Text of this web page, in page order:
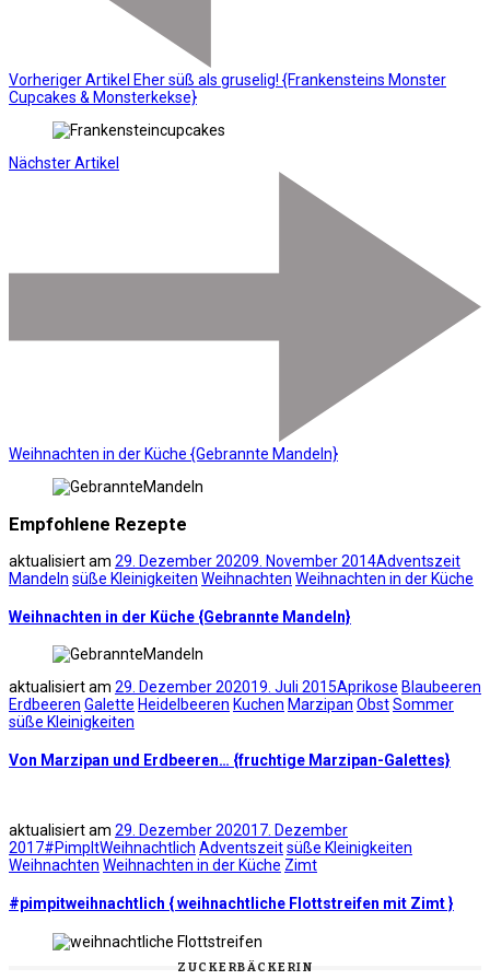
Vorheriger Artikel Eher süß als gruselig! {Frankensteins Monster
Cupcakes & Monsterkekse}
Nächster Artikel
Weihnachten in der Küche {Gebrannte Mandeln}
Empfohlene Rezepte
aktualisiert am 29. Dezember 20209. November 2014Adventszeit
Mandeln süße Kleinigkeiten Weihnachten Weihnachten in der Küche
Weihnachten in der Küche {Gebrannte Mandeln}
aktualisiert am 29. Dezember 202019. Juli 2015Aprikose Blaubeeren
Erdbeeren Galette Heidelbeeren Kuchen Marzipan ObstSommer
süße Kleinigkeiten
Von Marzipan und Erdbeeren… {fruchtige Marzipan-Galettes}
aktualisiert am 29. Dezember 202017. Dezember
2017#PimpItWeihnachtlich Adventszeitsüße Kleinigkeiten
Weihnachten Weihnachten in der Küche Zimt
#pimpitweihnachtlich { weihnachtliche Flottstreifen mit Zimt }
ZUCKERBÄCKERIN